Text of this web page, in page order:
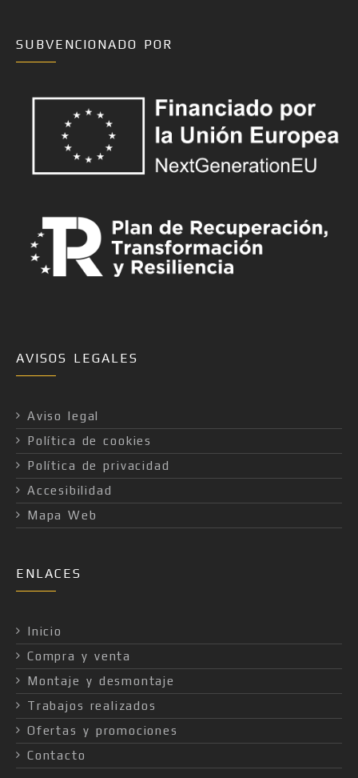
SUBVENCIONADO POR
AVISOS LEGALES
Aviso legal
Política de cookies
Política de privacidad
Accesibilidad
Mapa Web
ENLACES
Inicio
Compra y venta
Montaje y desmontaje
Trabajos realizados
Ofertas y promociones
Contacto